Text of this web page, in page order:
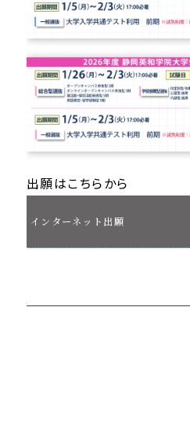
出願はこちらから
インターネット出願